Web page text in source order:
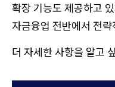
확장 기능도 제공하고
자금융업 전반에서 전
더 자세한 사항을 알고